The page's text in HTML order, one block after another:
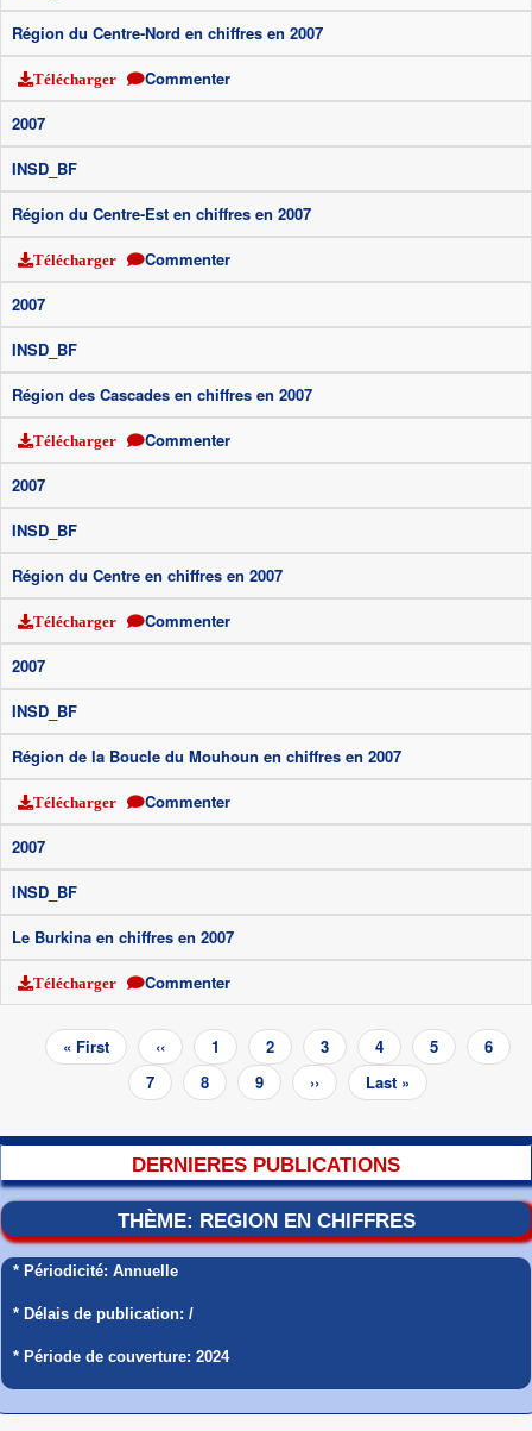
Région du Centre-Nord en chiffres en 2007
Télécharger
Commenter
2007
INSD_BF
Région du Centre-Est en chiffres en 2007
Télécharger
Commenter
2007
INSD_BF
Région des Cascades en chiffres en 2007
Télécharger
Commenter
2007
INSD_BF
Région du Centre en chiffres en 2007
Télécharger
Commenter
2007
INSD_BF
Région de la Boucle du Mouhoun en chiffres en 2007
Télécharger
Commenter
2007
INSD_BF
Le Burkina en chiffres en 2007
Télécharger Commenter
Pagination
Première
page
« First
Page
précédente
‹‹ Page
1 Page
2 Page
3 Page
4 Page
5 Page
6
Page
7
Page
courante
8 Page
9
Page
suivante
››
Dernière
page
Last »
DERNIERES PUBLICATIONS
THÈME: REGION EN CHIFFRES
* Périodicité: Annuelle
* Délais de publication: /
* Période de couverture: 2024